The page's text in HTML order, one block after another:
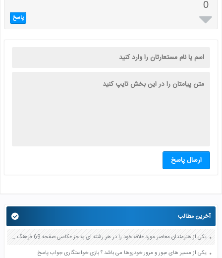
0
 پاسخ
ارسال پاسخ
آخرین مطالب
یکی از هنرمندان معاصر مورد علاقه خود را در هر رشته ای به جز عکاسی صفحه 69 فرهنگ و هنر نهم
یکی از مسیر های عبور و مرور خودروها می باشد ؟ بازی خواستگاری جواب پاسخ